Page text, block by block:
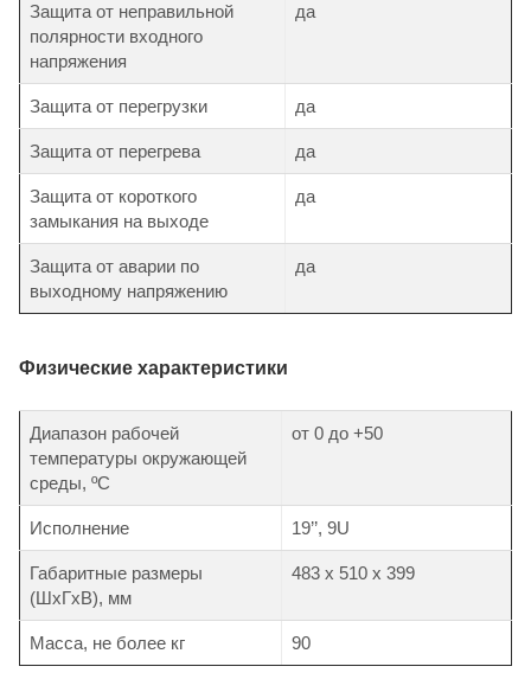
Защита от неправильной
полярности входного
напряжения
да
Защита от перегрузки да
Защита от перегрева да
Защита от короткого
замыкания на выходе
да
Защита от аварии по
выходному напряжению
да
Физические характеристики
Диапазон рабочей
температуры окружающей
среды, ºС
от 0 до +50
Исполнение 19’’, 9U
Габаритные размеры
(ШхГхВ), мм
483 х 510 х 399
Масса, не более кг 90